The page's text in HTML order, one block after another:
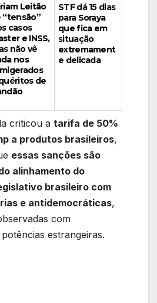
Leitão
“tensão”
casos
e INSS,
não vê
nos
de
STF dá 15 dias
para Soraya
que fica em
situação
extremament
e delicada
criticou a tarifa de 50%
a produtos brasileiros,
essas sanções são
alinhamento do
brasileiro com
e antidemocráticas,
com
estrangeiras.